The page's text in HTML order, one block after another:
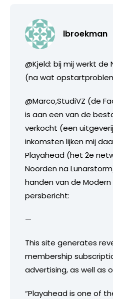
lbroekman
@Kjeld: bij mij werkt de
(na wat
@Marco,StudiVZ (de
is aan een van de
verkocht (een
inkomsten lijken mij
Playahead (het 2e
Noorden na
handen van de
persbericht:
—
This site generates
membership
advertising, as well as
“Playahead is one of